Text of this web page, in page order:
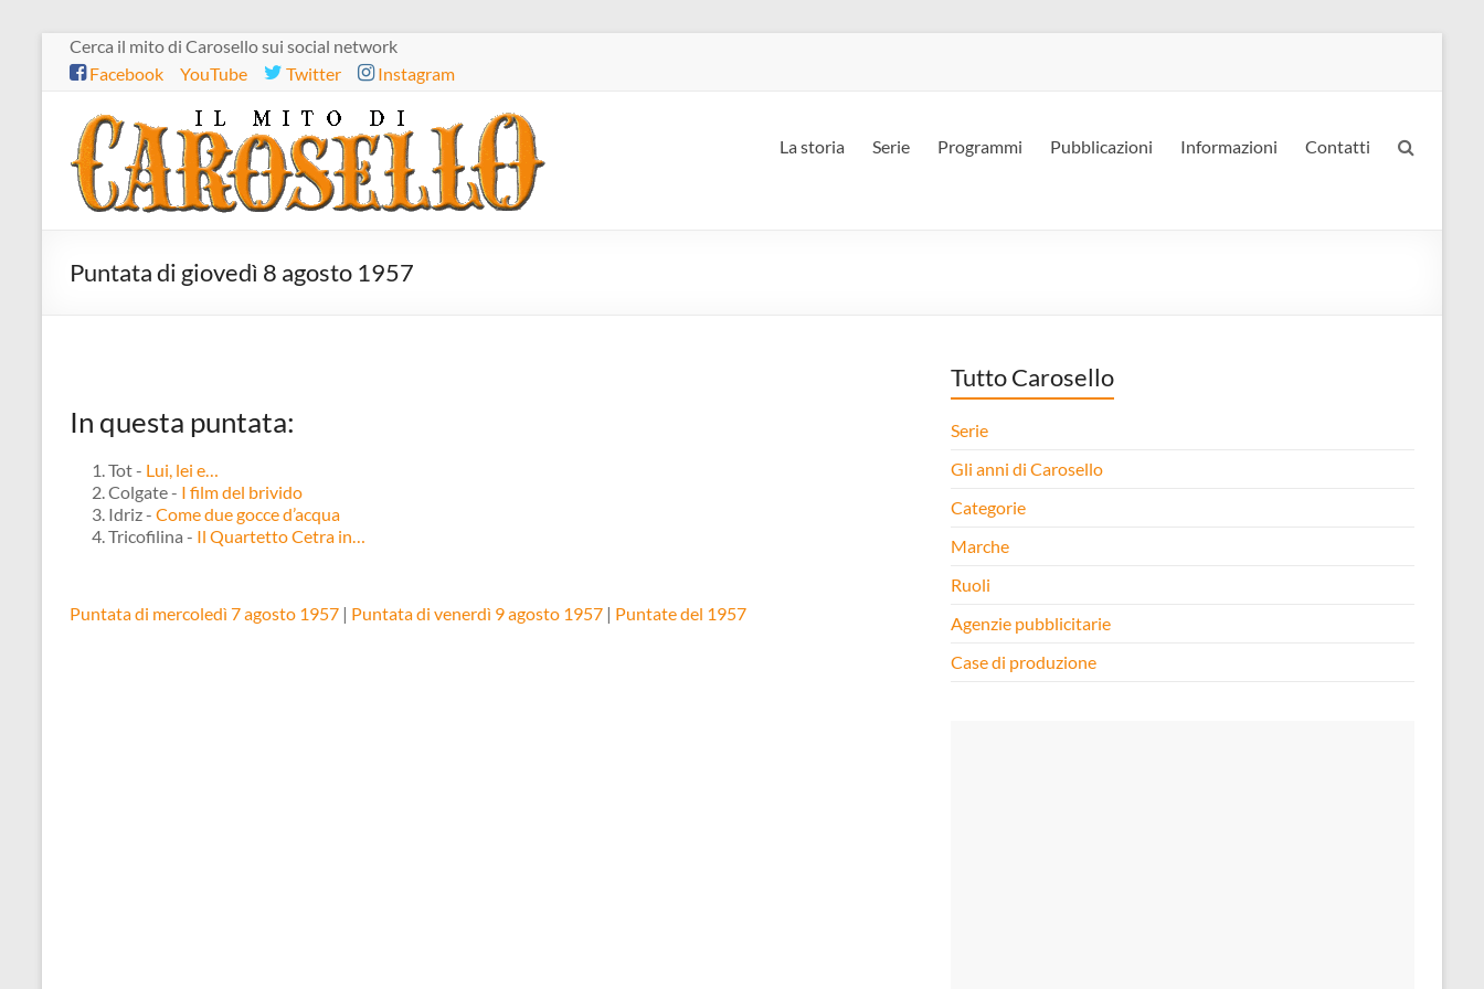
Salta
contenuto
Cerca il mito di Carosello sui social network
Facebook
YouTube Twitter Instagram
Il
mito
di
Carosello
La storia Serie Programmi Pubblicazioni Informazioni Contatti
Puntata di giovedì 8 agosto 1957
In questa puntata:
Tot - Lui, lei e…
Colgate - I film del brivido
Idriz - Come due gocce d’acqua
Tricofilina - Il Quartetto Cetra in…
Puntata di mercoledì 7 agosto 1957 | Puntata di venerdì 9 agosto 1957 | Puntate del 1957
Tutto Carosello
Serie
Gli anni di Carosello
Categorie
Marche
Ruoli
Agenzie pubblicitarie
Case di produzione